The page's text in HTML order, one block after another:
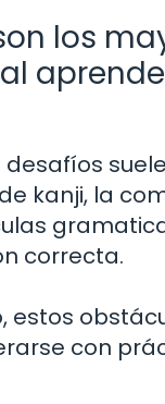
los
desafíos
kanji, la
correcta.
estos
con